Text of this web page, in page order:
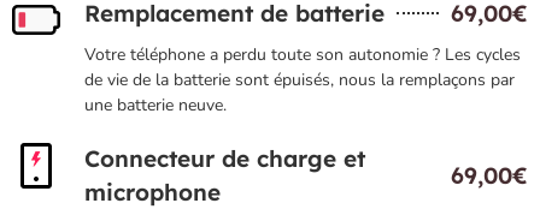
Remplacement de batterie 69,00€
Votre téléphone a perdu toute son autonomie ? Les cycles
de vie de la batterie sont épuisés, nous la remplaçons par
une batterie neuve.
Connecteur de charge et
microphone
69,00€